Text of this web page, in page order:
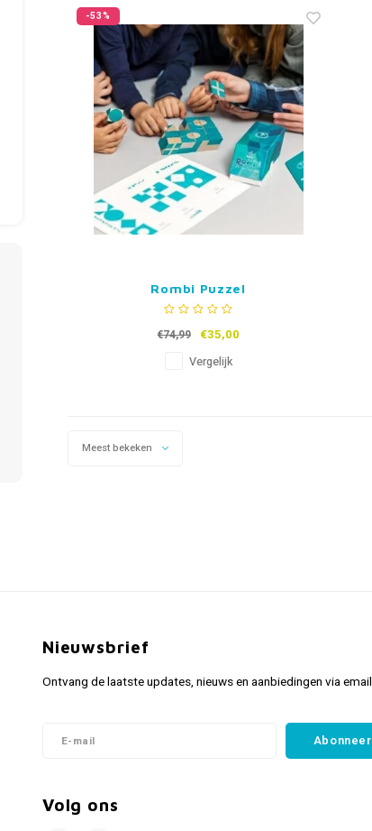
-53%
Rombi Puzzel
€74,99 €35,00
Vergelijk
Meest bekeken
Nieuwsbrief
Ontvang de laatste updates, nieuws en aanbiedingen via email
Abonneer
Volg ons